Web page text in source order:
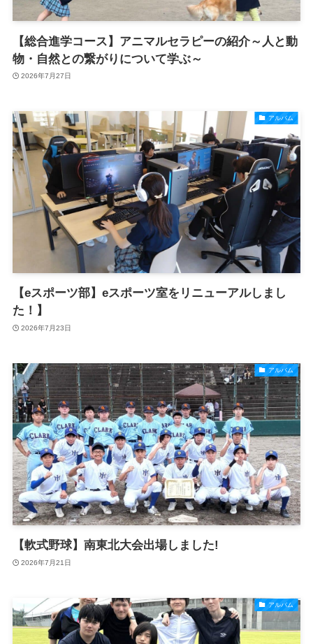
【総合進学コース】アニマルセラピーの紹介～人と動
物・自然との繋がりについて学ぶ～
2026年7月27日
アルバム
【eスポーツ部】eスポーツ室をリニューアルしまし
た！】
2026年7月23日
アルバム
【軟式野球】南東北大会出場しました!
2026年7月21日
アルバム